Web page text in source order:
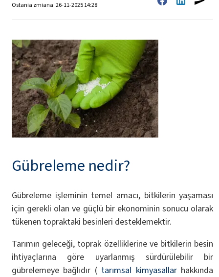
Ostania zmiana: 26-11-2025 14:28
Gübreleme nedir?
Gübreleme işleminin temel amacı, bitkilerin yaşaması
için gerekli olan ve güçlü bir ekonominin sonucu olarak
tükenen topraktaki besinleri desteklemektir.
Tarımın geleceği, toprak özelliklerine ve bitkilerin besin
ihtiyaçlarına göre uyarlanmış sürdürülebilir bir
gübrelemeye bağlıdır ( tarımsal kimyasallarhakkında